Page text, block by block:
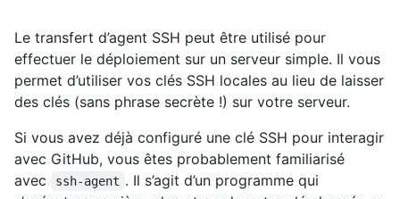
Le transfert d’agent SSH peut être utilisé pour
effectuer le déploiement sur un serveur simple. Il vous
permet d’utiliser vos clés SSH locales au lieu de laisser
des clés (sans phrase secrète !) sur votre serveur.
Si vous avez déjà configuré une clé SSH pour interagir
avec GitHub, vous êtes probablement familiarisé
avec
ssh-agent . Il s’agit d’un programme qui